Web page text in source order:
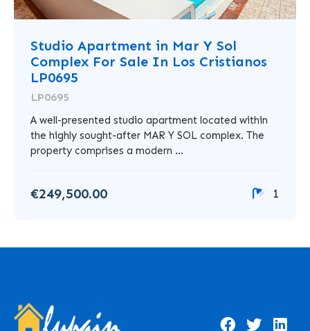
Studio Apartment in Mar Y Sol
Complex For Sale In Los Cristianos
LP0695
LP0695
A well-presented studio apartment located within
the highly sought-after MAR Y SOL complex. The
property comprises a modern ...
€249,500.00 1